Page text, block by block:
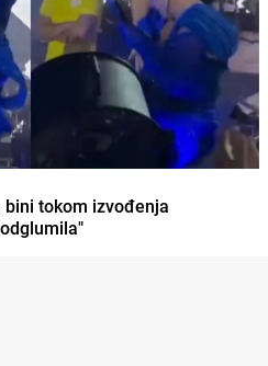
bini tokom izvođenja